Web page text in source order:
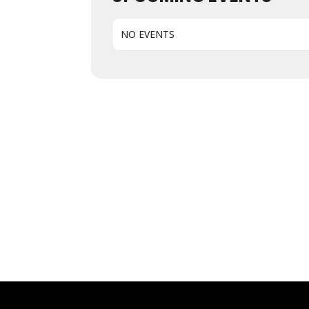
NO EVENTS